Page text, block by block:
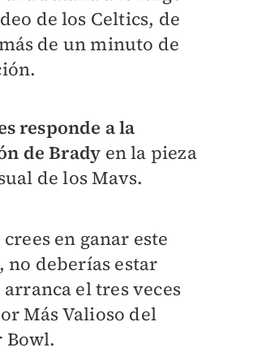
de los Celtics, de
de un minuto de
responde a la
de Brady en la pieza
de los Mavs.
crees en ganar este
deberías estar
arranca el tres veces
Más Valioso del
Bowl.